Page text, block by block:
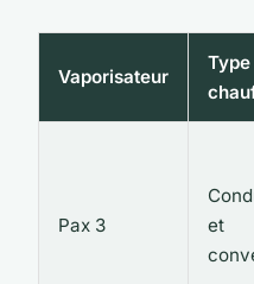
Vaporisateur
Pax 3
et